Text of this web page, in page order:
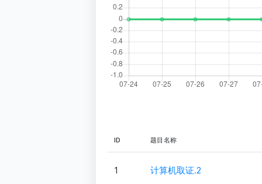
ID 题目名称
1 计算机取证.2